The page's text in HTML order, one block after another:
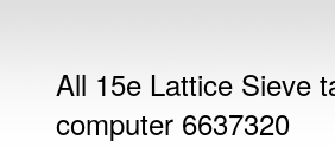
All 15e Lattice Sieve
computer 6637320